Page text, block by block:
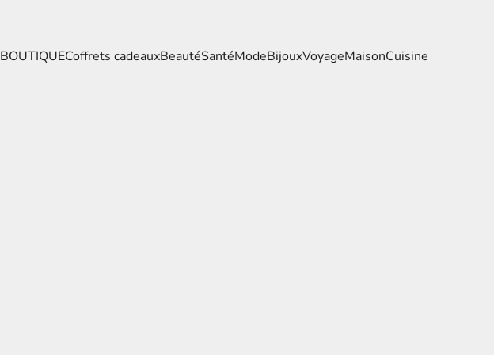
BOUTIQUECoffrets cadeauxBeautéSantéModeBijouxVoyageMaisonCuisine